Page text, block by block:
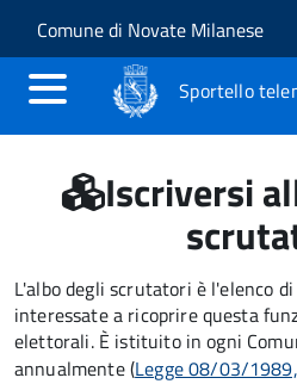
Salta al contenuto
Skip to site navigation
Comune di Novate Milanese
Sportello
Iscriversi
L'albo degli scrutatori è l'elenco
interessate a ricoprire questa
elettorali. È istituito in ogni
annualmente (Legge 08/03/